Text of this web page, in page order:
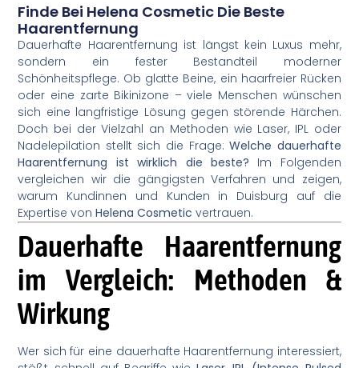
Finde Bei Helena Cosmetic Die Beste
Haarentfernung
Dauerhafte Haarentfernung ist längst kein Luxus mehr,
sondern ein fester Bestandteil moderner
Schönheitspflege. Ob glatte Beine, ein haarfreier Rücken
oder eine zarte Bikinizone – viele Menschen wünschen
sich eine langfristige Lösung gegen störende Härchen.
Doch bei der Vielzahl an Methoden wie Laser, IPL oder
Nadelepilation stellt sich die Frage:Welche dauerhafte
Haarentfernung ist wirklich die beste? Im Folgenden
vergleichen wir die gängigsten Verfahren und zeigen,
warum Kundinnen und Kunden in Duisburg auf die
Expertise vonHelena Cosmetic vertrauen.
Dauerhafte Haarentfernung
im Vergleich: Methoden &
Wirkung
Wer sich für eine dauerhafte Haarentfernung interessiert,